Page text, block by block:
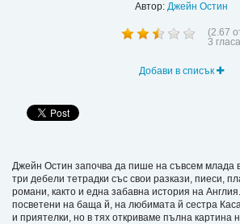
Автор: Джейн Остин
(2.67
3
Добави в списък
Джейн Остин започва да пише на съвсем млада
три дебели тетрадки със свои разкази, пиеси,
романи, както и една забавна история на
посветени на баща й, на любимата й сестра
и приятелки, но в тях откриваме пълна картина